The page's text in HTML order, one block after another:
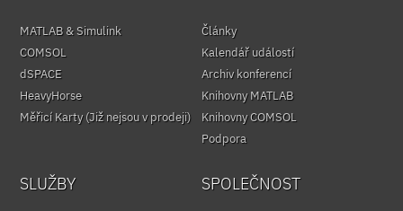
MATLAB & Simulink
COMSOL
dSPACE
HeavyHorse
Měřicí Karty (Již nejsou v prodeji)
Články
Kalendář událostí
Archiv konferencí
Knihovny MATLAB
Knihovny COMSOL
Podpora
SLUŽBY SPOLEČNOST